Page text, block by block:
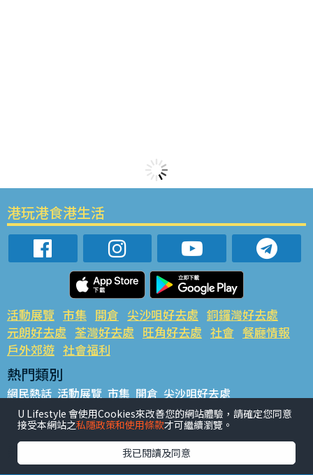
港玩港食港生活
活動展覽 市集 開倉 尖沙咀好去處 銅鑼灣好去處
元朗好去處 荃灣好去處 旺角好去處 社會 餐廳情報
戶外郊遊 社會福利
熱門類別
網民熱話 活動展覽 市集 開倉 尖沙咀好去處
銅鑼灣好去處 元朗好去處 荃灣好去處 旺角好去處 社會
餐廳情報 戶外郊遊
熱門標籤
#UGO搵好去處 #人氣活動推介 #美食社群熱話
U Lifestyle 會使用Cookies來改善您的網站體驗，請確定您同意
接受本網站之私隱政策和使用條款才可繼續瀏覽。
我已閱讀及同意